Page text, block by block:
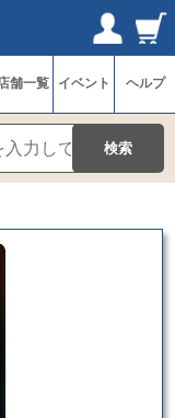
登録
舗一覧 イベント ヘルプ